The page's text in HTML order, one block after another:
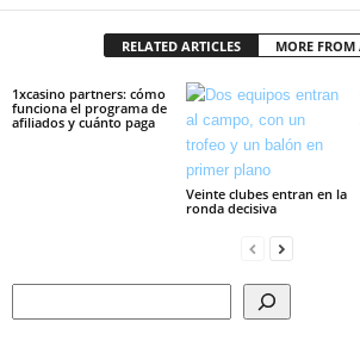
RELATED ARTICLES MORE FROM
1xcasino partners: cómo
funciona el programa de
afiliados y cuánto paga
Veinte clubes entran en la
ronda decisiva